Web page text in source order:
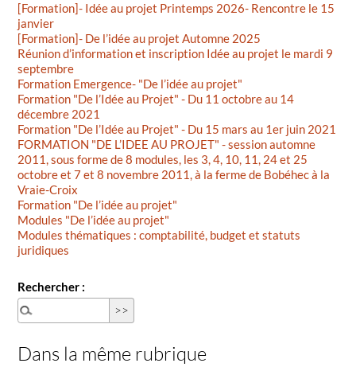
[Formation]- Idée au projet Printemps 2026- Rencontre le 15
janvier
[Formation]- De l’idée au projet Automne 2025
Réunion d’information et inscription Idée au projet le mardi 9
septembre
Formation Emergence- "De l’idée au projet"
Formation "De l’Idée au Projet" - Du 11 octobre au 14
décembre 2021
Formation "De l’Idée au Projet" - Du 15 mars au 1er juin 2021
FORMATION "DE L’IDEE AU PROJET" - session automne
2011, sous forme de 8 modules, les 3, 4, 10, 11, 24 et 25
octobre et 7 et 8 novembre 2011, à la ferme de Bobéhec à la
Vraie-Croix
Formation "De l’idée au projet"
Modules "De l’idée au projet"
Modules thématiques : comptabilité, budget et statuts
juridiques
Rechercher :
Dans la même rubrique